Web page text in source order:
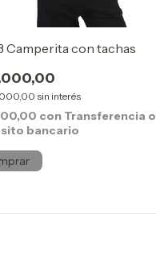
Camperita con tachas
sin interés
con Transferencia o
bancario